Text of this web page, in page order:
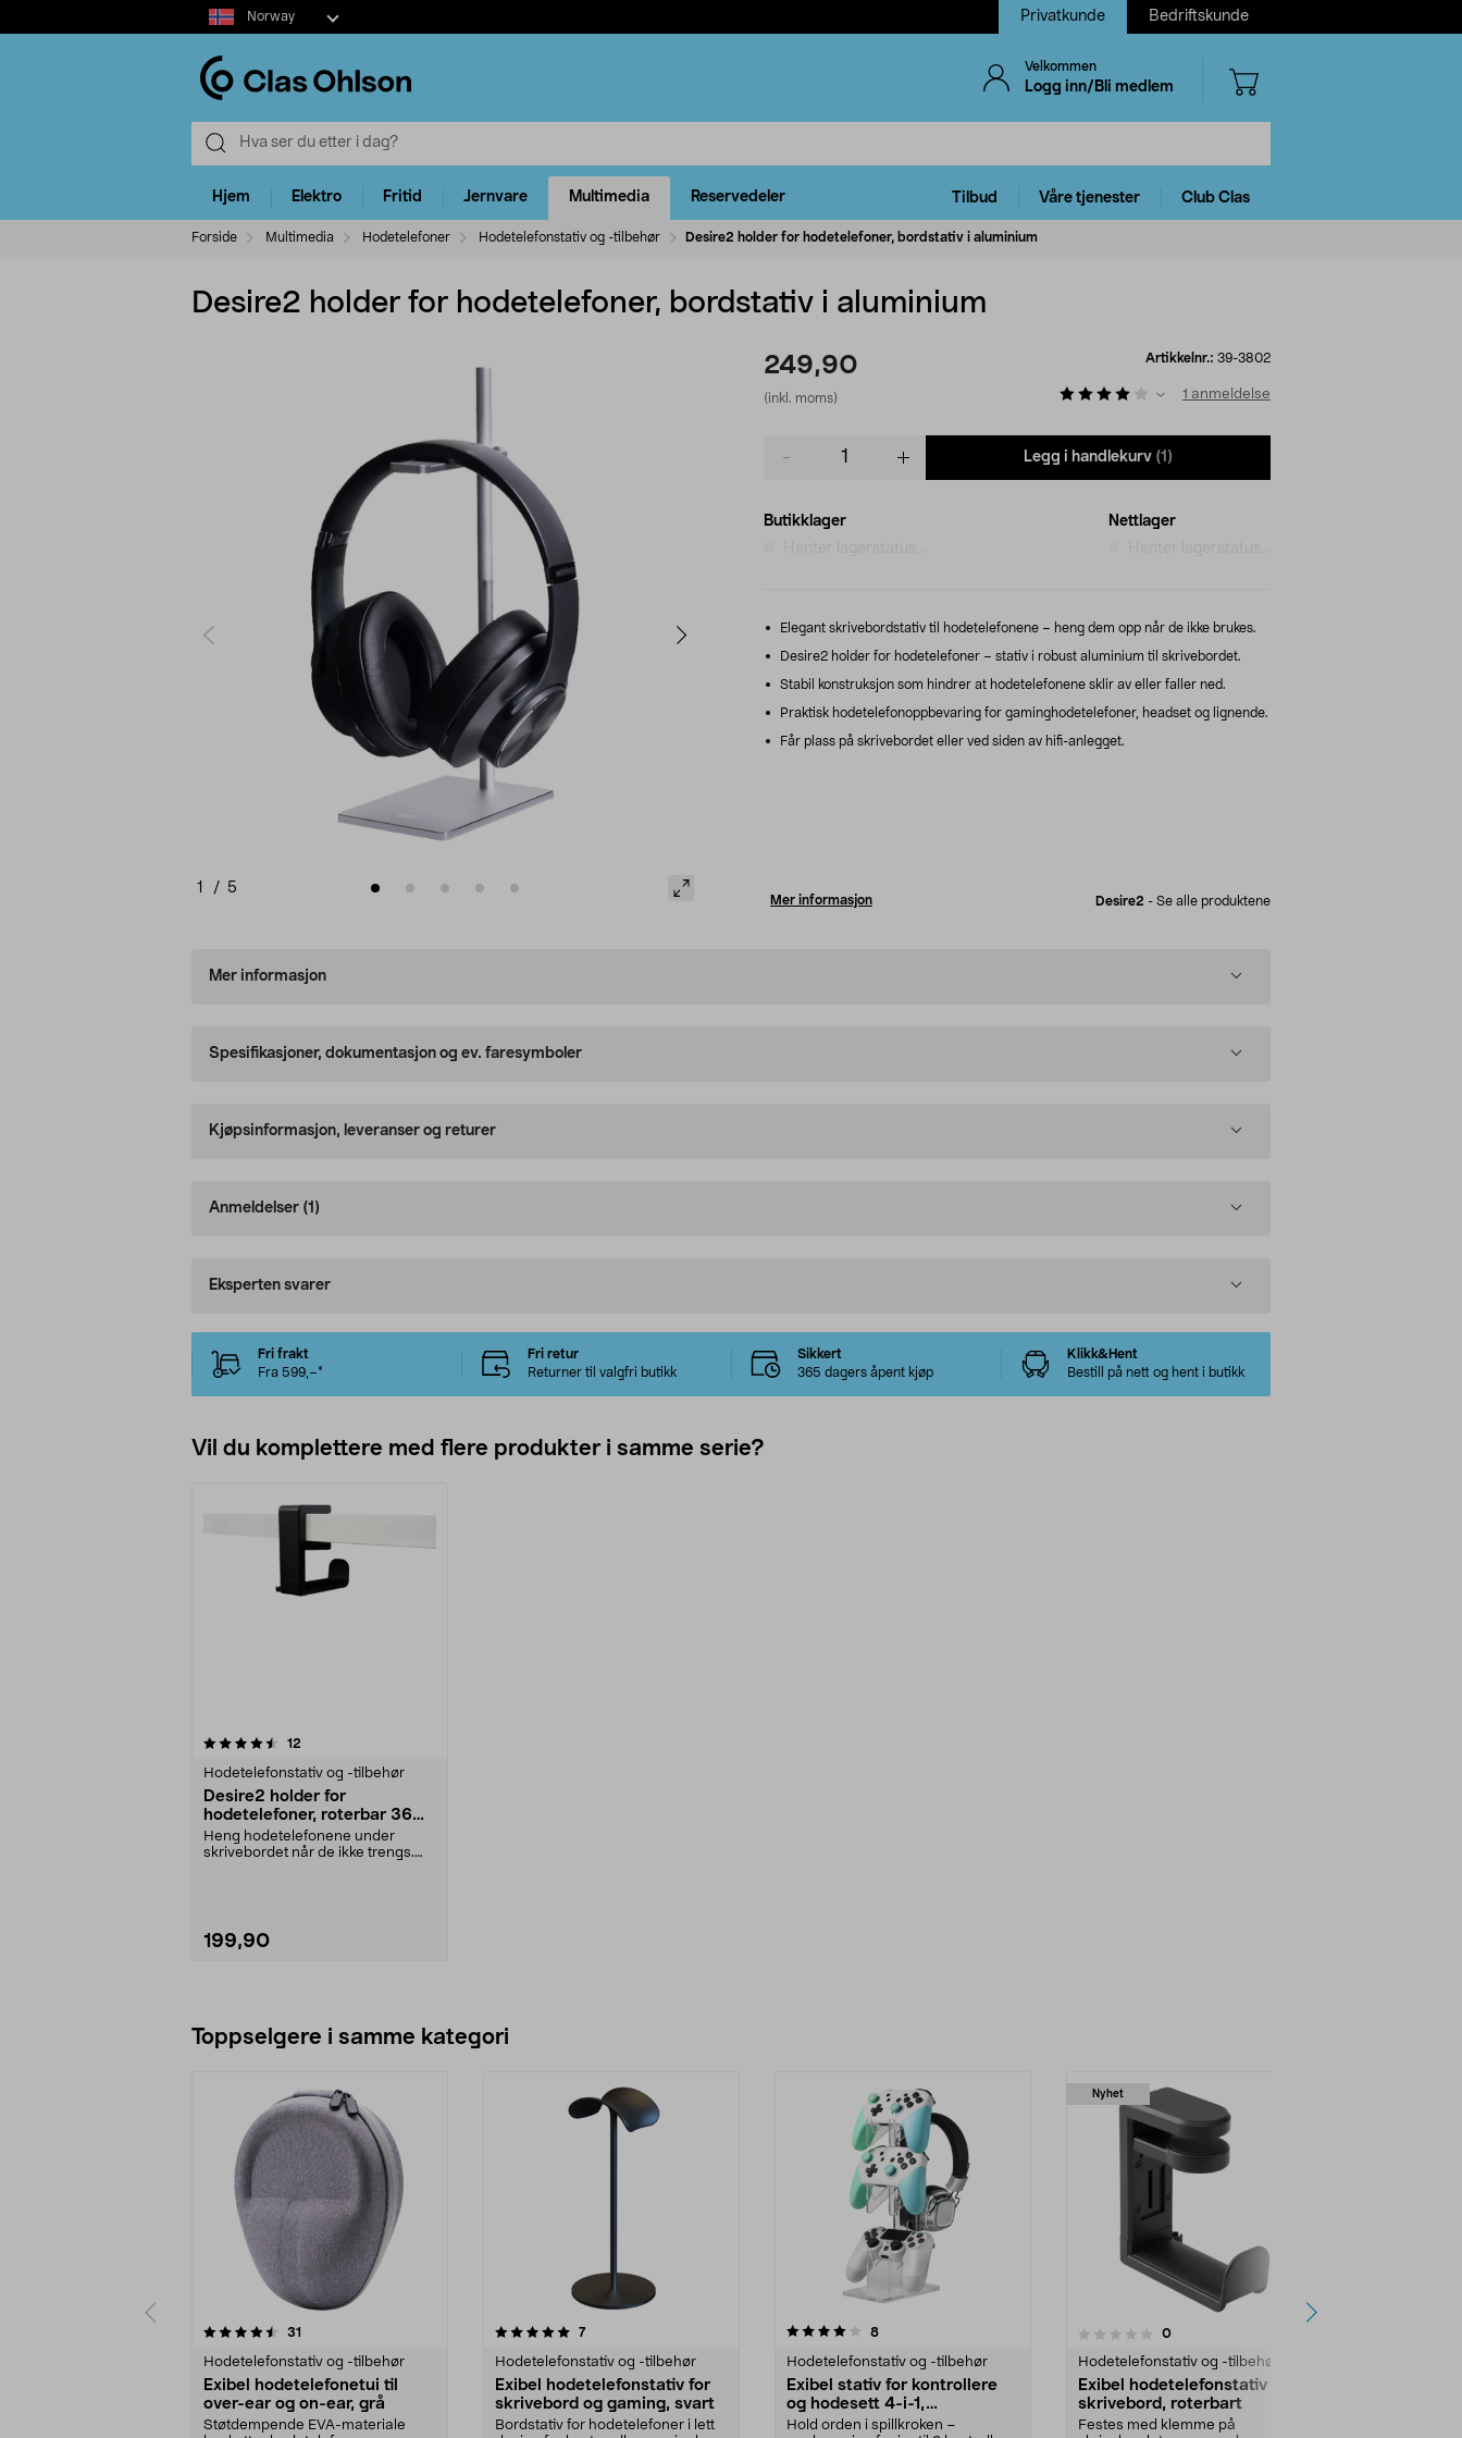
Select
market
Norway Privatkunde Bedriftskunde
Velkommen
Logg inn/Bli medlem
Hjem Elektro Fritid Jernvare Multimedia Reservedeler Tilbud Våre tjenester Club Clas
Forside Multimedia Hodetelefoner Hodetelefonstativ og -tilbehør Desire2 holder for hodetelefoner, bordstativ i aluminium
Desire2 holder for hodetelefoner, bordstativ i aluminium
1 / 5
249,90
(inkl. moms)
Artikkelnr.: 39-3802
1 anmeldelse
Legg i handlekurv (1)
Butikklager
Nettlager
Elegant skrivebordstativ til hodetelefonene – heng dem opp når de ikke brukes.
Desire2 holder for hodetelefoner – stativ i robust aluminium til skrivebordet.
Stabil konstruksjon som hindrer at hodetelefonene sklir av eller faller ned.
Praktisk hodetelefonoppbevaring for gaminghodetelefoner, headset og lignende.
Får plass på skrivebordet eller ved siden av hifi-anlegget.
Mer informasjon Desire2 - Se alle produktene
Mer informasjon
Spesifikasjoner, dokumentasjon og ev. faresymboler
Kjøpsinformasjon, leveranser og returer
Anmeldelser (1)
Eksperten svarer
Fri frakt
Fra 599,–*
Fri retur
Returner til valgfri butikk
Sikkert
365 dagers åpent kjøp
Klikk&Hent
Bestill på nett og hent i butikk
Vil du komplettere med flere produkter i samme serie?
12
Hodetelefonstativ og -tilbehør
Desire2 holder for
hodetelefoner, roterbar 360
grader
Heng hodetelefonene under
skrivebordet når de ikke trengs.
199,90
Toppselgere i samme kategori
31
Hodetelefonstativ og -tilbehør
Exibel hodetelefonetui til
over-ear og on-ear, grå
Støtdempende EVA-materiale
5.0 av 5 stjerner 7anmeldelser
Hodetelefonstativ og -tilbehør
Exibel hodetelefonstativ for
skrivebord og gaming, svart
Bordstativ for hodetelefoner i lett
4.0 av 5 stjerner 8anmeldelser
Hodetelefonstativ og -tilbehør
Exibel stativ for kontrollere
og hodesett 4-i-1,
transparent
Hold orden i spillkroken –
Nyhet
0.0 av 5 stjerner 0anmeldelser
Hodetelefonstativ og -tilbehør
Exibel hodetelefonstativ
skrivebord, roterbart
Festes med klemme på
3.5 av 5 stjerner